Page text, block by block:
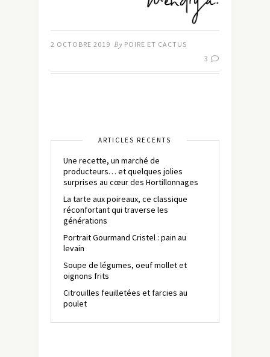
2 OCTOBRE 2019 By POIRE ET CACTUS
3
ARTICLES RÉCENTS
Une recette, un marché de
producteurs… et quelques jolies
surprises au cœur des Hortillonnages
La tarte aux poireaux, ce classique
réconfortant qui traverse les
générations
Portrait Gourmand Cristel : pain au
levain
Soupe de légumes, oeuf mollet et
oignons frits
Citrouilles feuilletées et farcies au
poulet